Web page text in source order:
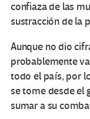
confiaza de las
sustracción de la
Aunque no dio
probablemente
todo el país, por
se tome desde el
sumar a su